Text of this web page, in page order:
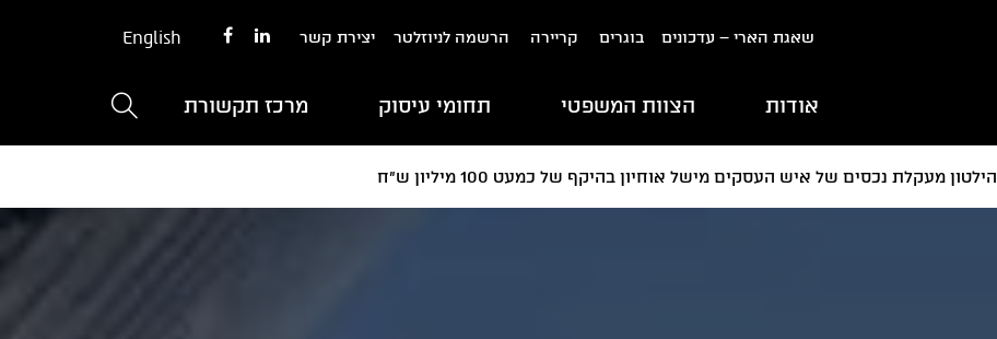
שאגת הארי – עדכונים בוגרים קריירה הרשמה לניוזלטר יצירת קשר English
אודות הצוות המשפטי תחומי עיסוק מרכז תקשורת
הילטון מעקלת נכסים של איש העסקים מישל אוחיון בהיקף של כמעט 100 מיליון ש"ח